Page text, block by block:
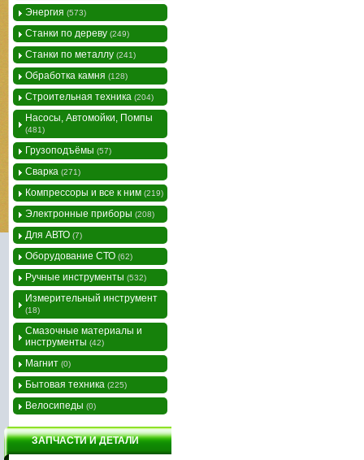
Энергия (573)
Станки по дереву (249)
Станки по металлу (241)
Обработка камня (128)
Строительная техника (204)
Насосы, Автомойки, Помпы
(481)
Грузоподъёмы (57)
Сварка (271)
Компрессоры и все к ним (219)
Электронные приборы (208)
Для АВТО (7)
Оборудование СТО (62)
Ручные инструменты (532)
Измерительный инструмент
(18)
Смазочные материалы и
инструменты (42)
Магнит (0)
Бытовая техника (225)
Велосипеды (0)
ЗАПЧАСТИ И ДЕТАЛИ